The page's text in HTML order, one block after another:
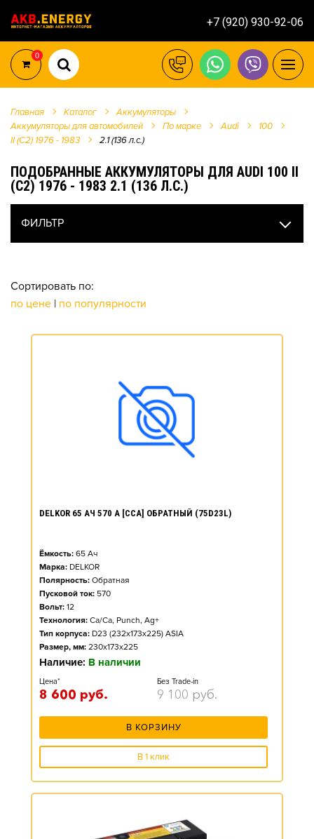
+7 (920) 930-92-06
0
Главная Каталог
Аккумуляторы
Аккумуляторы для автомобилей
По марке Audi
100
II (C2) 1976 - 1983
2.1 (136 л.с.)
ПОДОБРАННЫЕ АККУМУЛЯТОРЫ ДЛЯ AUDI 100 II
(C2) 1976 - 1983 2.1 (136 Л.С.)
ФИЛЬТР
Сортировать по:
по цене | по популярности
DELKOR 65 АЧ 570 А [CCA] ОБРАТНЫЙ (75D23L)
Ёмкость: 65 Ач
Марка: DELKOR
Полярность: Обратная
Пусковой ток: 570
Вольт: 12
Технология: Ca/Ca, Punch, Ag+
Тип корпуса: D23 (232x173x225) ASIA
Размер, мм: 230x173x225
Наличие: В наличии
Цена*
8 600 руб.
Без Trade-in
9 100 руб.
В КОРЗИНУ
В 1 клик